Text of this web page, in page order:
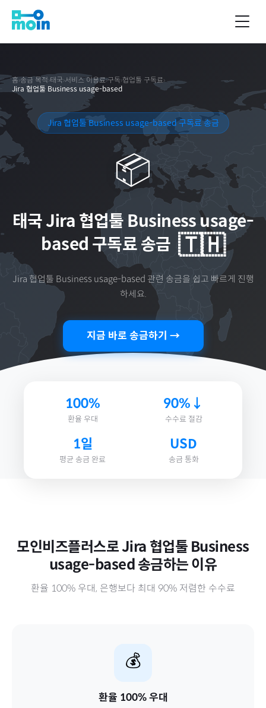
홈›송금 목적›태국›서비스 이용료›구독›협업툴 구독료›
Jira 협업툴 Business usage-based
Jira 협업툴 Business usage-based 구독료 송금
📦
태국Jira 협업툴 Business usage-
based 구독료 송금 🇹🇭
Jira 협업툴 Business usage-based 관련 송금을 쉽고 빠르게 진행
하세요.
지금 바로 송금하기 →
100%
환율 우대
90%↓
수수료 절감
1일
평균 송금 완료
USD
송금 통화
모인비즈플러스로Jira 협업툴 Business
usage-based 송금하는 이유
환율 100% 우대, 은행보다 최대 90% 저렴한 수수료
💰
환율 100% 우대